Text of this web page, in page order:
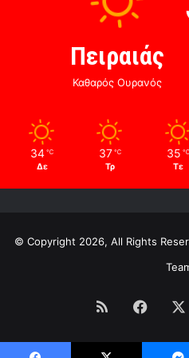
Πειραιάς
Καθαρός Ουρανός
34 ℃
Δε
37 ℃
Τρ
35 ℃
Τε
© Copyright 2026, All Rights
RSS